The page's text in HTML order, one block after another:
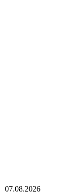
07.08.2026